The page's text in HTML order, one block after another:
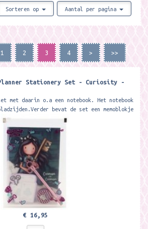
Sorteren op Aantal per pagina
1 2 3 4 > >>
Stationery Set - Curiosity -
met daarin o.a een notebook. Het notebook
bevat de set een memoblokje
€ 16,95